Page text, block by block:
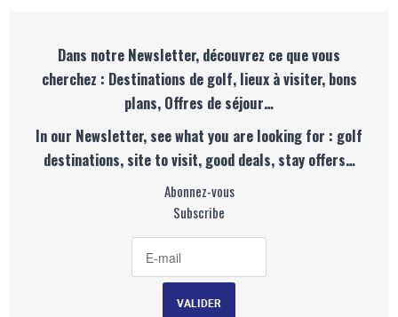
Dans notre Newsletter, découvrez ce que vous
cherchez : Destinations de golf, lieux à visiter, bons
plans, Offres de séjour…
In our Newsletter, see what you are looking for : golf
destinations, site to visit, good deals, stay offers…
Abonnez-vous
Subscribe